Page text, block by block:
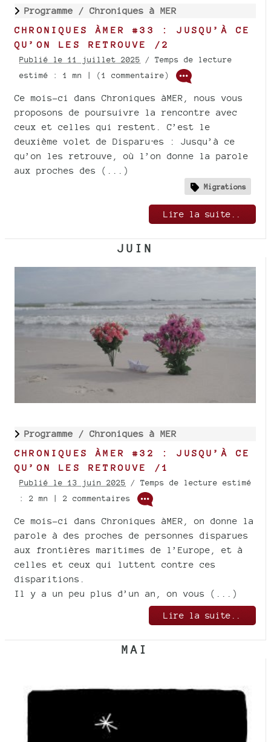
Programme / Chroniques à MER
CHRONIQUES ÀMER #33 : JUSQU’À CE
QU’ON LES RETROUVE /2
Publié le 11 juillet 2025 / Temps de lecture
estimé : 1 mn | (1 commentaire)
Ce mois-ci dans Chroniques àMER, nous vous
proposons de poursuivre la rencontre avec
ceux et celles qui restent. C’est le
deuxième volet de Disparu⋅es : Jusqu’à ce
qu’on les retrouve, où l’on donne la parole
aux proches des (...)
Migrations
Lire la suite..
JUIN
Programme / Chroniques à MER
CHRONIQUES ÀMER #32 : JUSQU’À CE
QU’ON LES RETROUVE /1
Publié le 13 juin 2025 / Temps de lecture estimé
: 2 mn | 2 commentaires
Ce mois-ci dans Chroniques àMER, on donne la
parole à des proches de personnes disparues
aux frontières maritimes de l’Europe, et à
celles et ceux qui luttent contre ces
disparitions.
Il y a un peu plus d’un an, on vous (...)
Lire la suite..
MAI